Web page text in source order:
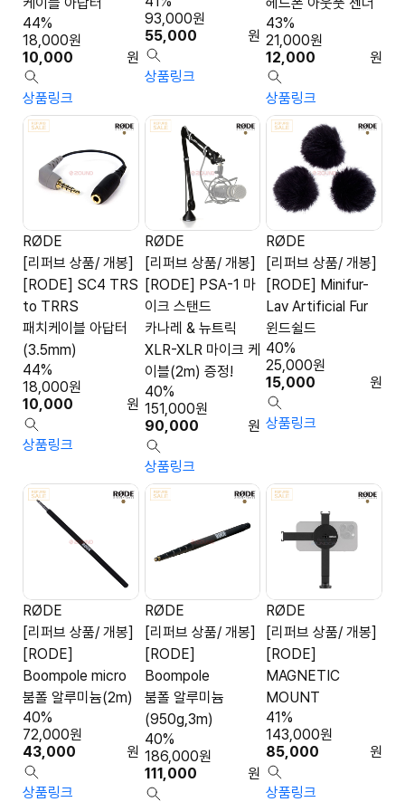
10,000 원
18,000원
44%
상품링크
55,000 원
93,000원
상품링크
12,000 원
21,000원
43%
상품링크
RØDE
[리퍼브 상품/ 개봉]
[RODE] SC4 TRS
to TRRS
패치케이블 아답터
(3.5mm)
10,000 원
18,000원
44%
상품링크
RØDE
[리퍼브 상품/ 개봉]
[RODE] PSA-1 마
이크 스탠드
카나레 & 뉴트릭
XLR-XLR 마이크 케
이블(2m) 증정!
90,000 원
151,000원
40%
상품링크
RØDE
[리퍼브 상품/ 개봉]
[RODE] Minifur-
Lav Artificial Fur
윈드쉴드
15,000 원
25,000원
40%
상품링크
RØDE
[리퍼브 상품/ 개봉]
[RODE]
Boompole micro
붐폴 알루미늄(2m)
43,000 원
72,000원
40%
상품링크
RØDE
[리퍼브 상품/ 개봉]
[RODE]
Boompole
붐폴 알루미늄
(950g,3m)
111,000 원
186,000원
40%
RØDE
[리퍼브 상품/ 개봉]
[RODE]
MAGNETIC
MOUNT
85,000 원
143,000원
41%
상품링크